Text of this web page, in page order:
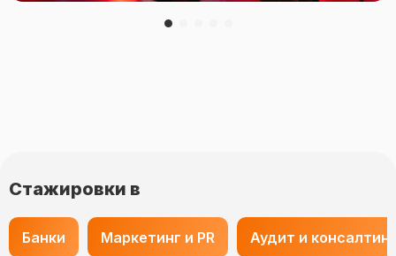
Стажировки в
Банки Маркетинг и PR Аудит и консалтинг